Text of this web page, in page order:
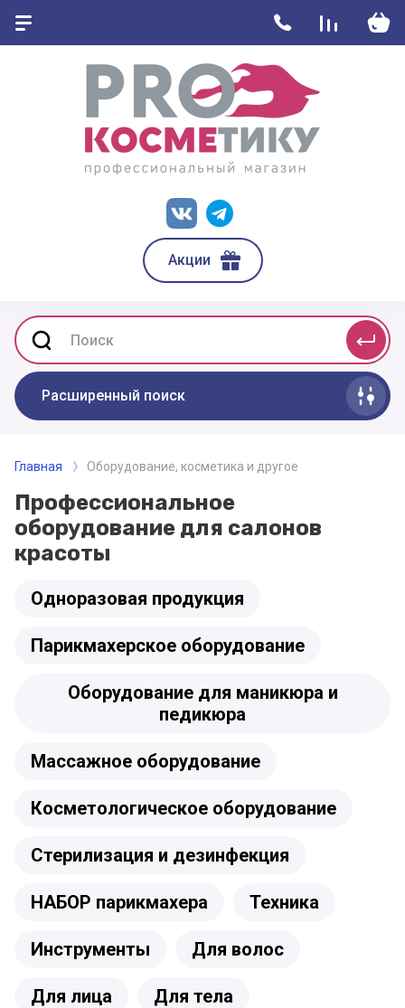
Акции
Расширенный поиск
Главная Оборудование, косметика и другое
Профессиональное
оборудование для салонов
красоты
Одноразовая продукция
Парикмахерское оборудование
Оборудование для маникюра и
педикюра
Массажное оборудование
Косметологическое оборудование
Стерилизация и дезинфекция
НАБОР парикмахера Техника
Инструменты Для волос
Для лица Для тела